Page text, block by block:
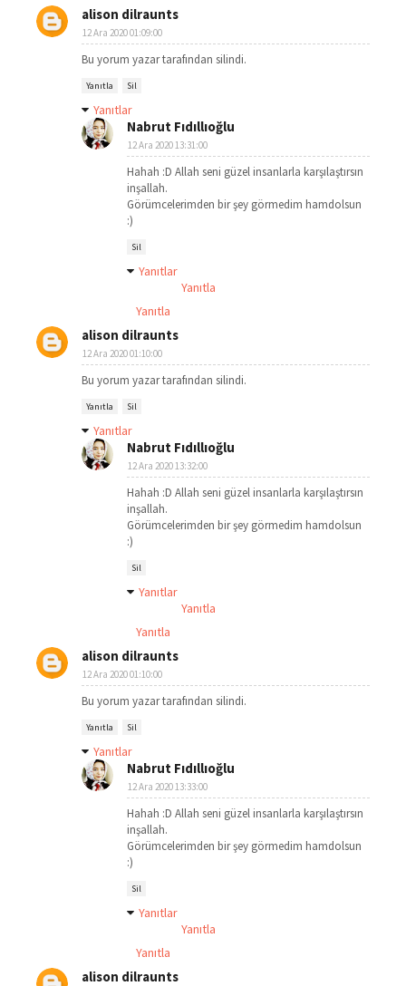
alison dilraunts
12 Ara 2020 01:09:00
Bu yorum yazar tarafından silindi.
Yanıtla Sil
Yanıtlar
Nabrut Fıdıllıoğlu
12 Ara 2020 13:31:00
Hahah :D Allah seni güzel insanlarla karşılaştırsın
inşallah.
Görümcelerimden bir şey görmedim hamdolsun
:)
Sil
Yanıtlar
Yanıtla
Yanıtla
alison dilraunts
12 Ara 2020 01:10:00
Bu yorum yazar tarafından silindi.
Yanıtla Sil
Yanıtlar
Nabrut Fıdıllıoğlu
12 Ara 2020 13:32:00
Hahah :D Allah seni güzel insanlarla karşılaştırsın
inşallah.
Görümcelerimden bir şey görmedim hamdolsun
:)
Sil
Yanıtlar
Yanıtla
Yanıtla
alison dilraunts
12 Ara 2020 01:10:00
Bu yorum yazar tarafından silindi.
Yanıtla Sil
Yanıtlar
Nabrut Fıdıllıoğlu
12 Ara 2020 13:33:00
Hahah :D Allah seni güzel insanlarla karşılaştırsın
inşallah.
Görümcelerimden bir şey görmedim hamdolsun
:)
Sil
Yanıtlar
Yanıtla
Yanıtla
alison dilraunts